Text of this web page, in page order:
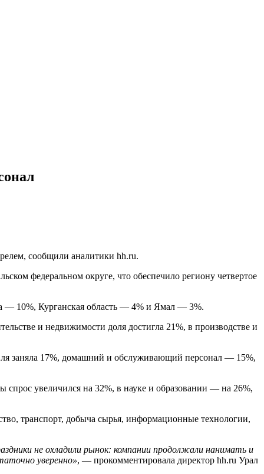
сообщили аналитики hh.ru.
федеральном округе, что обеспечило региону четвертое
— 10%, Курганская область — 4% и Ямал — 3%.
и недвижимости доля достигла 21%, в производстве и
заняла 17%, домашний и обслуживающий персонал — 15%,
спрос увеличился на 32%, в науке и образовании — на 26%,
транспорт, добыча сырья, информационные технологии,
не охладили рынок: компании продолжали нанимать и
уверенно», — прокомментировала директор hh.ru Урал